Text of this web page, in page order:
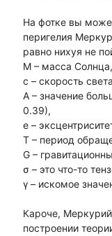
На фотке вы
перигелия
равно нихуя не
М – масса Солнца,
с – скорость
А – значение
0.39),
е –
Т – период
G –
σ – это что-то
γ – искомое
Кароче,
построении